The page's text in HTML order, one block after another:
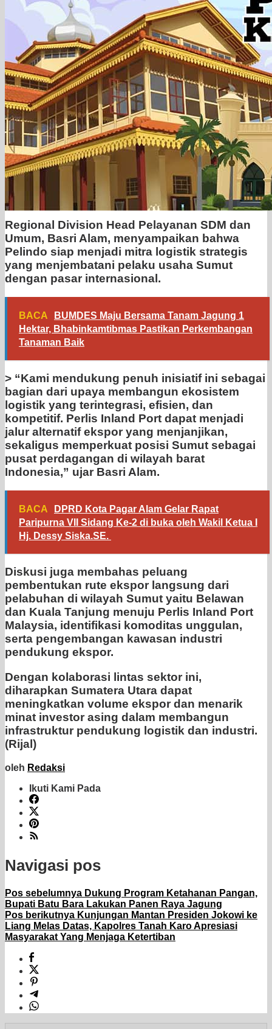
Regional Division Head Pelayanan SDM dan
Umum, Basri Alam, menyampaikan bahwa
Pelindo siap menjadi mitra logistik strategis
yang menjembatani pelaku usaha Sumut
dengan pasar internasional.
BACA
BUMDES Maju Bersama Tanam Jagung 1
Hektar, Bhabinkamtibmas Pastikan Perkembangan
Tanaman Baik
> “Kami mendukung penuh inisiatif ini sebagai
bagian dari upaya membangun ekosistem
logistik yang terintegrasi, efisien, dan
kompetitif. Perlis Inland Port dapat menjadi
jalur alternatif ekspor yang menjanjikan,
sekaligus memperkuat posisi Sumut sebagai
pusat perdagangan di wilayah barat
Indonesia,” ujar Basri Alam.
BACA
DPRD Kota Pagar Alam Gelar Rapat
Paripurna VII Sidang Ke-2 di buka oleh Wakil Ketua I
Hj. Dessy Siska.SE. ‎
Diskusi juga membahas peluang
pembentukan rute ekspor langsung dari
pelabuhan di wilayah Sumut yaitu Belawan
dan Kuala Tanjung menuju Perlis Inland Port
Malaysia, identifikasi komoditas unggulan,
serta pengembangan kawasan industri
pendukung ekspor.
Dengan kolaborasi lintas sektor ini,
diharapkan Sumatera Utara dapat
meningkatkan volume ekspor dan menarik
minat investor asing dalam membangun
infrastruktur pendukung logistik dan industri.
(Rijal)
oleh Redaksi
Ikuti Kami Pada
Navigasi pos
Pos sebelumnya Dukung Program Ketahanan Pangan,
Bupati Batu Bara Lakukan Panen Raya Jagung
Pos berikutnya Kunjungan Mantan Presiden Jokowi ke
Liang Melas Datas, Kapolres Tanah Karo Apresiasi
Masyarakat Yang Menjaga Ketertiban